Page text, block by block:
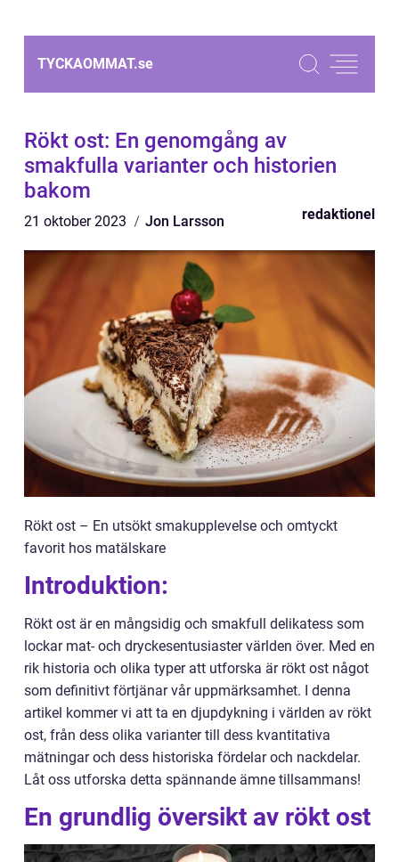
TYCKAOMMAT.se
Rökt ost: En genomgång av
smakfulla varianter och historien
bakom
21 oktober 2023 Jon Larsson redaktionel
Rökt ost – En utsökt smakupplevelse och omtyckt
favorit hos matälskare
Introduktion:
Rökt ost är en mångsidig och smakfull delikatess som
lockar mat- och dryckesentusiaster världen över. Med en
rik historia och olika typer att utforska är rökt ost något
som definitivt förtjänar vår uppmärksamhet. I denna
artikel kommer vi att ta en djupdykning i världen av rökt
ost, från dess olika varianter till dess kvantitativa
mätningar och dess historiska fördelar och nackdelar.
Låt oss utforska detta spännande ämne tillsammans!
En grundlig översikt av rökt ost